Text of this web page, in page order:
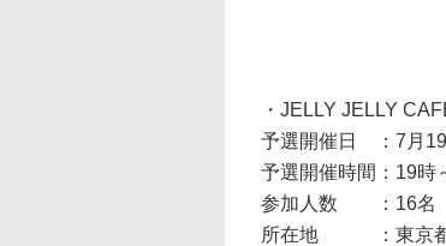
・JELLY JELLY
予選開催日 ：7月19
予選開催時間：19時
参加人数 ：16名
所在地 ：東京都